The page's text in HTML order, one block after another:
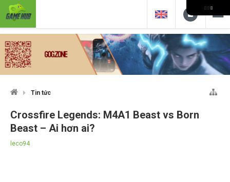
Tin tức
Crossfire Legends: M4A1 Beast vs Born
Beast – Ai hơn ai?
leco94